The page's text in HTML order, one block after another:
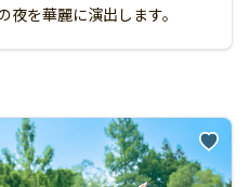
を華麗に演出します。